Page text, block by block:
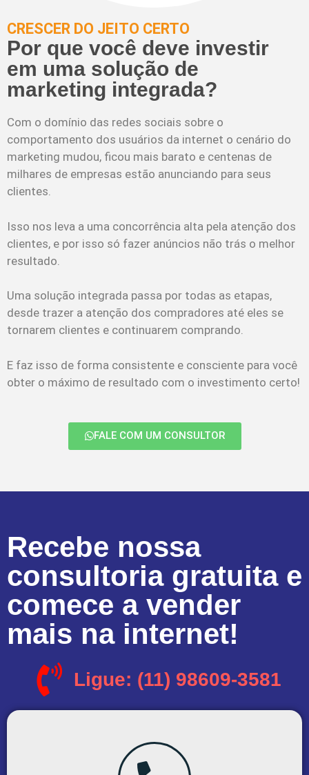
CRESCER DO JEITO CERTO
Por que você deve investir
em uma solução de
marketing integrada?
Com o domínio das redes sociais sobre o
comportamento dos usuários da internet o cenário do
marketing mudou, ficou mais barato e centenas de
milhares de empresas estão anunciando para seus
clientes.
Isso nos leva a uma concorrência alta pela atenção dos
clientes, e por isso só fazer anúncios não trás o melhor
resultado.
Uma solução integrada passa por todas as etapas,
desde trazer a atenção dos compradores até eles se
tornarem clientes e continuarem comprando.
E faz isso de forma consistente e consciente para você
obter o máximo de resultado com o investimento certo!
FALE COM UM CONSULTOR
Recebe nossa
consultoria gratuita e
comece a vender
mais na internet!
Ligue: (11) 98609-3581